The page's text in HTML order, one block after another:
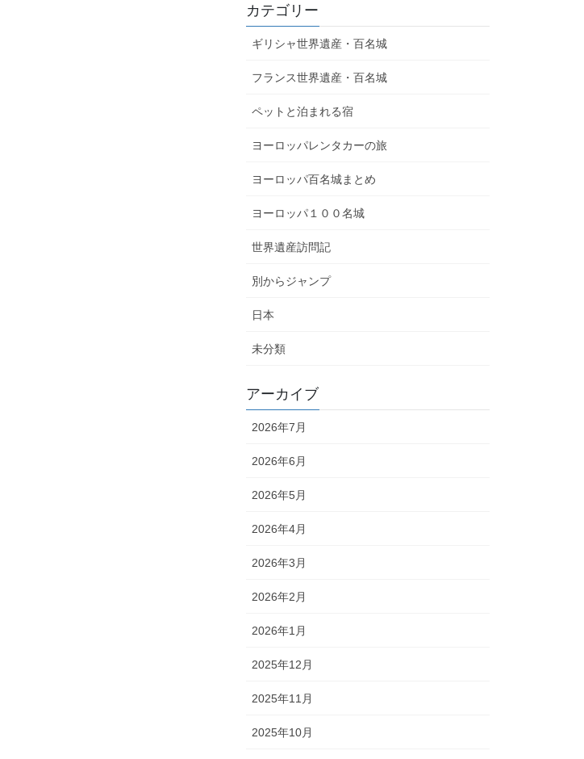
カテゴリー
ギリシャ世界遺産・百名城
フランス世界遺産・百名城
ペットと泊まれる宿
ヨーロッパレンタカーの旅
ヨーロッパ百名城まとめ
ヨーロッパ１００名城
世界遺産訪問記
別からジャンプ
日本
未分類
アーカイブ
2026年7月
2026年6月
2026年5月
2026年4月
2026年3月
2026年2月
2026年1月
2025年12月
2025年11月
2025年10月